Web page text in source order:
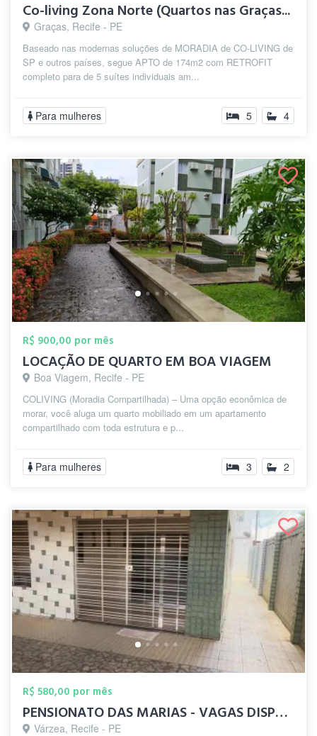
Co-living Zona Norte (Quartos nas Graças...
Graças, Recife - PE
Baseado nas modernas soluções de MORADIA de CO-LIVING de
SP e outros países, segue APTO de 174m2 com RETROFIT
completo para de 5 suítes individuais am...
Para mulheres 5 4
R$ 900,00 por mês
LOCAÇÃO DE QUARTO EM BOA VIAGEM
Boa Viagem, Recife - PE
COLIVING (Moradia Compartilhada) – Uma opção econômica de
morar, você aluga um quarto mobiliado em um apartamento
compartilhado com toda estrutura e p...
Para mulheres 3 2
R$ 580,00 por mês
PENSIONATO DAS MARIAS - VAGAS DISPONÍVEL
Várzea, Recife - PE